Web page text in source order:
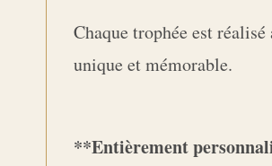
Chaque trophée est
unique et mémorable.
**Entièrement